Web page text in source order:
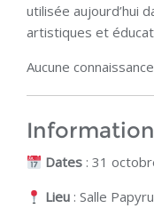
utilisée aujourd’hui
artistiques et
Aucune
Dates : 31
Lieu : Salle